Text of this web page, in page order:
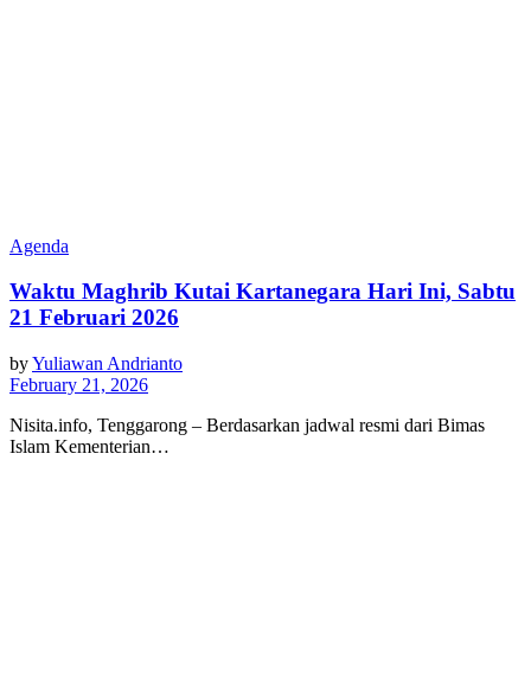
Agenda
Waktu Maghrib Kutai Kartanegara Hari Ini, Sabtu
21 Februari 2026
byYuliawan Andrianto
February 21, 2026
Nisita.info, Tenggarong – Berdasarkan jadwal resmi dari Bimas
Islam Kementerian…